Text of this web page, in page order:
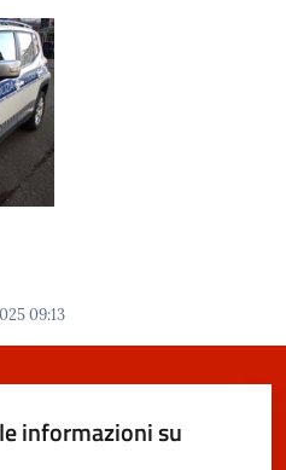
09:13
informazioni su